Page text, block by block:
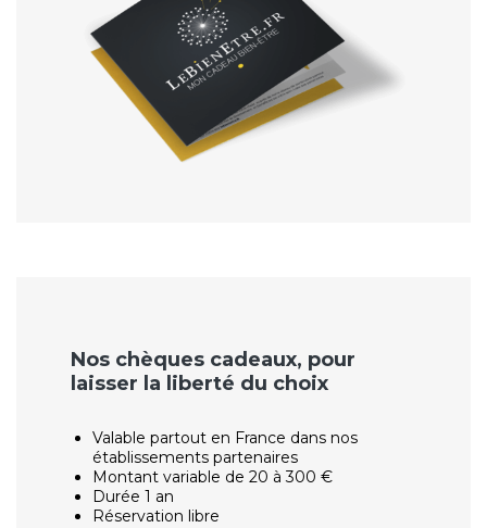
Nos chèques cadeaux, pour
laisser la liberté du choix
Valable partout en France dans nos
établissements partenaires
Montant variable de 20 à 300 €
Durée 1 an
Réservation libre